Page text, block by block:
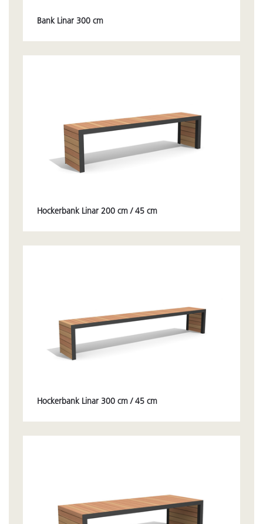
Bank Linar 300 cm
Hockerbank Linar 200 cm / 45 cm
Hockerbank Linar 300 cm / 45 cm